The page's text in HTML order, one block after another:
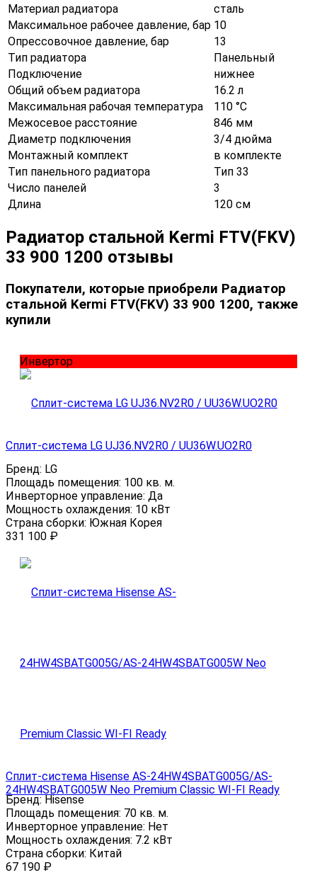
Материал радиатора
сталь
Максимальное рабочее давление, бар 10
Опрессовочное давление, бар
13
Тип радиатора
Панельный
Подключение
нижнее
Общий объем радиатора
16.2 л
Максимальная рабочая температура
110 °С
Межосевое расстояние
846 мм
Диаметр подключения
3/4 дюйма
Монтажный комплект
в комплекте
Тип панельного радиатора
Тип 33
Число панелей
3
Длина
120 см
Радиатор стальной Kermi FTV(FKV)
33 900 1200 отзывы
Покупатели, которые приобрели Радиатор
стальной Kermi FTV(FKV) 33 900 1200, также
купили
Инвертор
Сплит-система LG UJ36.NV2R0 / UU36W.UO2R0
Бренд: LG
Площадь помещения: 100 кв. м.
Инверторное управление: Да
Мощность охлаждения: 10 кВт
Страна сборки: Южная Корея
331 100 ₽
Сплит-система Hisense AS-24HW4SBATG005G/AS-
24HW4SBATG005W Neo Premium Classic WI-FI Ready
Бренд: Hisense
Площадь помещения: 70 кв. м.
Инверторное управление: Нет
Мощность охлаждения: 7.2 кВт
Страна сборки: Китай
67 190 ₽